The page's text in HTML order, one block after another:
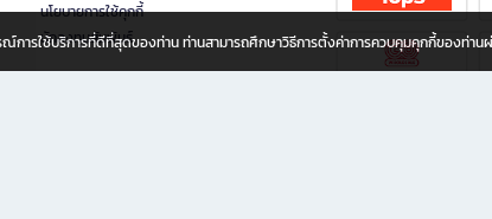
นโยบายการใช้คุกกี้
นักลงทุนสัมพันธ์
การใช้บริการที่ดีที่สุดของท่าน ท่านสามารถศึกษาวิธีการตั้งค่าการควบคุมคุกกี้ของท่าน